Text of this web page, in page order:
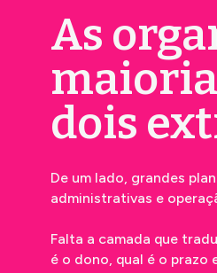
As
dois
De um lado, grandes
administrativas e
Falta a camada que
é o dono, qual é o prazo